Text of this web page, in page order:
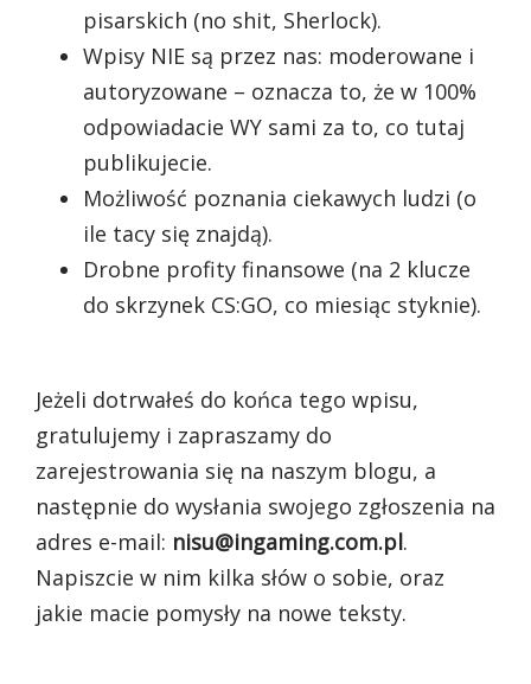
pisarskich (no shit, Sherlock).
Wpisy NIE są przez nas: moderowane i
autoryzowane – oznacza to, że w 100%
odpowiadacie WY sami za to, co tutaj
publikujecie.
Możliwość poznania ciekawych ludzi (o
ile tacy się znajdą).
Drobne profity finansowe (na 2 klucze
do skrzynek CS:GO, co miesiąc styknie).
Jeżeli dotrwałeś do końca tego wpisu,
gratulujemy i zapraszamy do
zarejestrowania się na naszym blogu, a
następnie do wysłania swojego zgłoszenia na
adres e-mail: nisu@ingaming.com.pl.
Napiszcie w nim kilka słów o sobie, oraz
jakie macie pomysły na nowe teksty.